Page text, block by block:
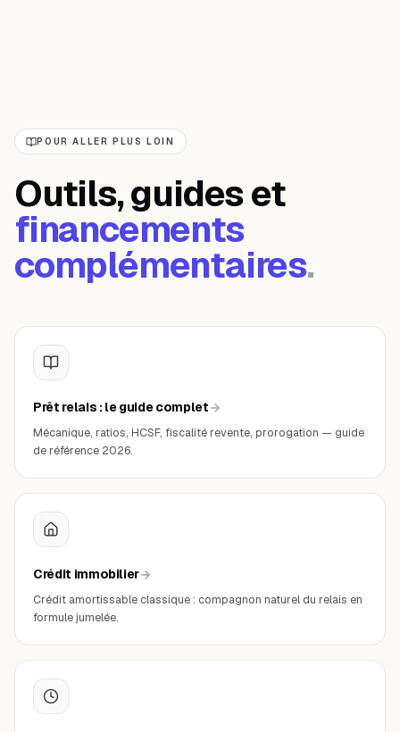
POUR ALLER PLUS LOIN
Outils, guides et
financements
complémentaires.
Prêt relais : le guide complet
Mécanique, ratios, HCSF, fiscalité revente, prorogation — guide
de référence 2026.
Crédit immobilier
Crédit amortissable classique : compagnon naturel du relais en
formule jumelée.